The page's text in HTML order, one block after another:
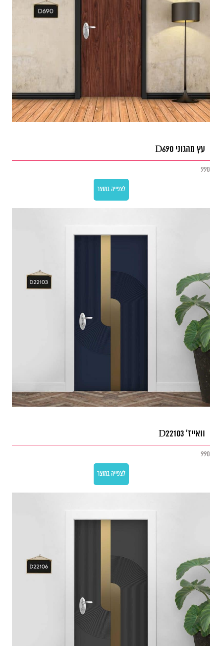
עץ מהגוני D690
990
לצפייה במוצר
וואייז' D22103
990
לצפייה במוצר